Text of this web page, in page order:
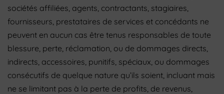
sociétés affiliées, agents, contractants, stagiaires,
fournisseurs, prestataires de services et concédants ne
peuvent en aucun cas être tenus responsables de toute
blessure, perte, réclamation, ou de dommages directs,
indirects, accessoires, punitifs, spéciaux, ou dommages
consécutifs de quelque nature qu’ils soient, incluant mais
ne se limitant pas à la perte de profits, de revenus,